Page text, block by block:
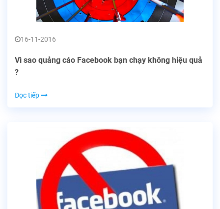
16-11-2016
Vì sao quảng cáo Facebook bạn chạy không hiệu quả
?
Đọc tiếp